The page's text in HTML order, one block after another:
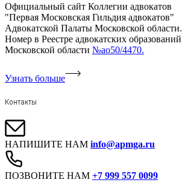
Официальный сайт Коллегии адвокатов
"Первая Московская Гильдия адвокатов"
Адвокатской Палаты Московской области.
Номер в Реестре адвокатских образований
Московской области №ао50/4470.
Узнать больше
Контакты
НАПИШИТЕ НАМ info@apmga.ru
ПОЗВОНИТЕ НАМ +7 999 557 0099